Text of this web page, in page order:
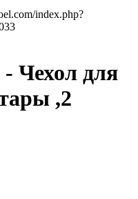
index.php?
Чехол для
,2